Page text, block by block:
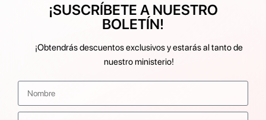
¡SUSCRÍBETE A NUESTRO
BOLETÍN!
¡Obtendrás descuentos exclusivos y estarás al tanto de
nuestro ministerio!